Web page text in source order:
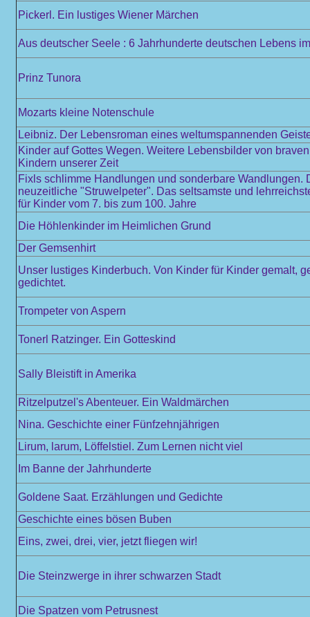
Pickerl. Ein lustiges Wiener Märchen
Aus deutscher Seele : 6 Jahrhunderte deutschen Lebens
Prinz Tunora
Mozarts kleine Notenschule
Leibniz. Der Lebensroman eines weltumspannenden
Kinder auf Gottes Wegen. Weitere Lebensbilder von
Kindern unserer Zeit
Fixls schlimme Handlungen und sonderbare Wandlungen.
neuzeitliche "Struwelpeter". Das seltsamste und
für Kinder vom 7. bis zum 100. Jahre
Die Höhlenkinder im Heimlichen Grund
Der Gemsenhirt
Unser lustiges Kinderbuch. Von Kinder für Kinder gemalt,
gedichtet.
Trompeter von Aspern
Tonerl Ratzinger. Ein Gotteskind
Sally Bleistift in Amerika
Ritzelputzel's Abenteuer. Ein Waldmärchen
Nina. Geschichte einer Fünfzehnjährigen
Lirum, larum, Löffelstiel. Zum Lernen nicht viel
Im Banne der Jahrhunderte
Goldene Saat. Erzählungen und Gedichte
Geschichte eines bösen Buben
Eins, zwei, drei, vier, jetzt fliegen wir!
Die Steinzwerge in ihrer schwarzen Stadt
Die Spatzen vom Petrusnest